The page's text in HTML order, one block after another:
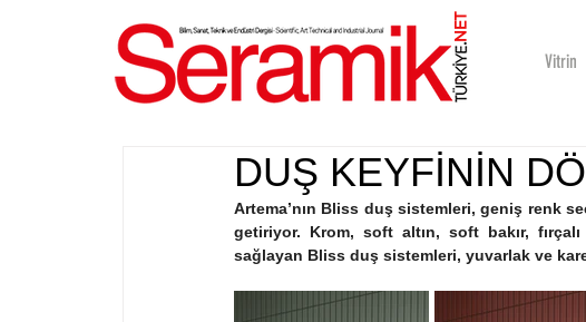
.
NET
Vitrin
DUŞ KEYFİNİN
Artema’nın Bliss duş sistemleri, geniş renk
getiriyor. Krom, soft altın, soft bakır,
sağlayan Bliss duş sistemleri, yuvarlak ve